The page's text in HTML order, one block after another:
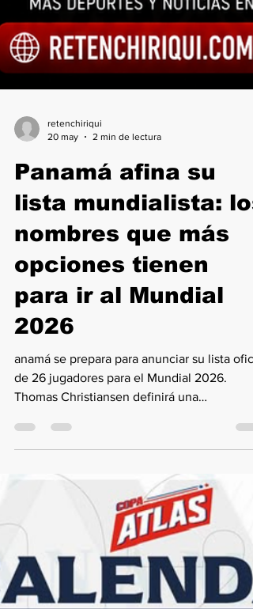
2 min de lectura
Panamá afina su
lista mundialista: los
nombres que más
opciones tienen
para ir al Mundial
2026
anamá se prepara para anunciar su lista
de 26 jugadores para el Mundial 2026.
Thomas Christiansen definirá una
Carrasquilla, Godoy, Ismael Díaz, Waterman,
Murillo y posibles sorpresas como Kadir